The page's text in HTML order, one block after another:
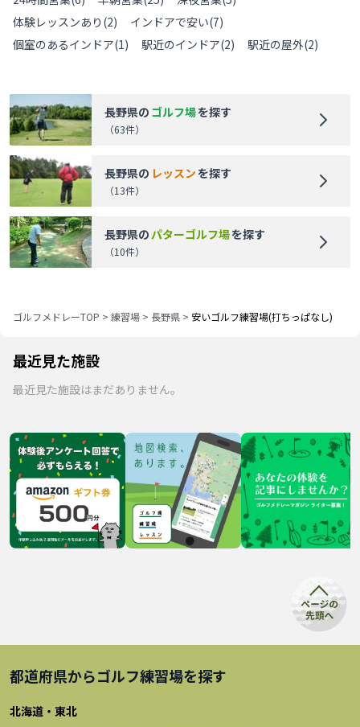
体験レッスンあり (2) インドアで安い(7)
個室のあるインドア(1) 駅近のインドア(2) 駅近の屋外(2)
長野県の ゴルフ場を探す
（63件）
長野県の レッスンを探す
（13件）
長野県のパターゴルフ場を探す
（10件）
ゴルフメドレーTOP > 練習場 > 長野県 > 安いゴルフ練習場(打ちっぱなし)
最近見た施設
最近見た施設はまだありません。
都道府県からゴルフ練習場を探す
北海道・東北